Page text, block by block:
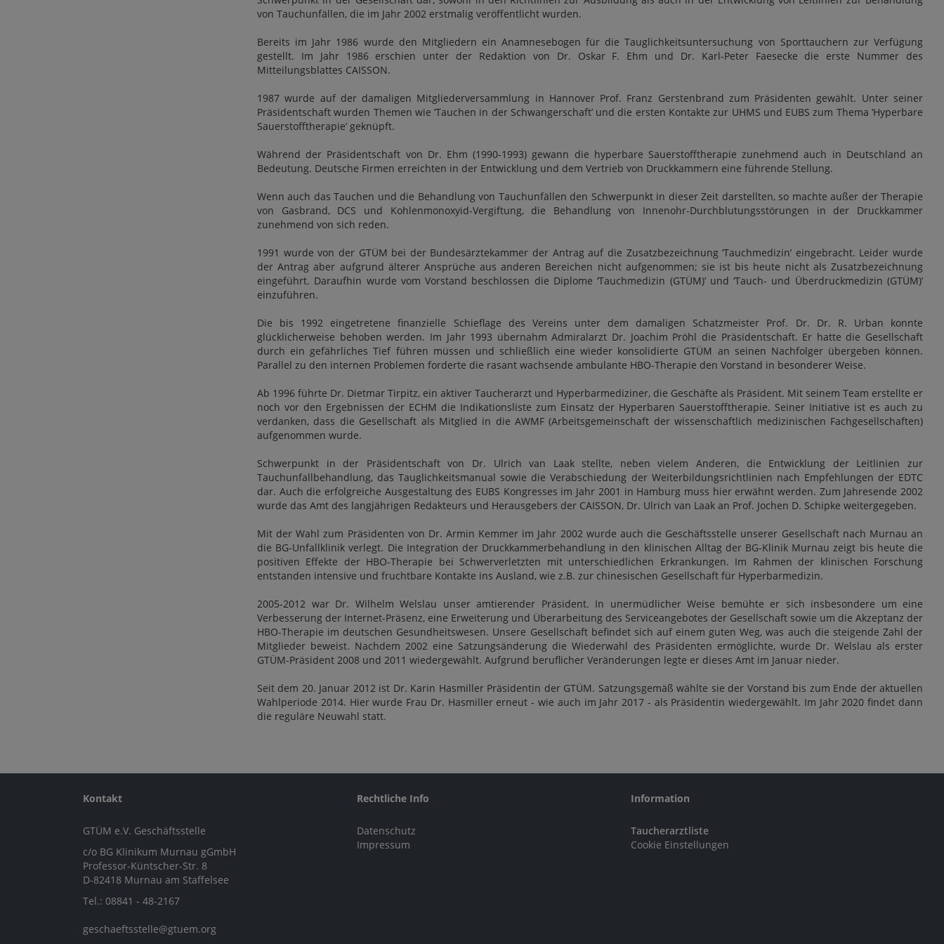
von Tauchunfällen, die im Jahr 2002 erstmalig veröffentlicht wurden.
Bereits im Jahr 1986 wurde den Mitgliedern ein Anamnesebogen für die Tauglichkeitsuntersuchung von Sporttauchern zur Verfügung
gestellt. Im Jahr 1986 erschien unter der Redaktion von Dr. Oskar F. Ehm und Dr. Karl-Peter Faesecke die erste Nummer des
Mitteilungsblattes CAISSON.
1987 wurde auf der damaligen Mitgliederversammlung in Hannover Prof. Franz Gerstenbrand zum Präsidenten gewählt. Unter seiner
Präsidentschaft wurden Themen wie ‘Tauchen in der Schwangerschaft’ und die ersten Kontakte zur UHMS und EUBS zum Thema ‘Hyperbare
Sauerstofftherapie’ geknüpft.
Während der Präsidentschaft von Dr. Ehm (1990-1993) gewann die hyperbare Sauerstofftherapie zunehmend auch in Deutschland an
Bedeutung. Deutsche Firmen erreichten in der Entwicklung und dem Vertrieb von Druckkammern eine führende Stellung.
Wenn auch das Tauchen und die Behandlung von Tauchunfällen den Schwerpunkt in dieser Zeit darstellten, so machte außer der Therapie
von Gasbrand, DCS und Kohlenmonoxyid-Vergiftung, die Behandlung von Innenohr-Durchblutungsstörungen in der Druckkammer
zunehmend von sich reden.
1991 wurde von der GTÜM bei der Bundesärztekammer der Antrag auf die Zusatzbezeichnung ‘Tauchmedizin’ eingebracht. Leider wurde
der Antrag aber aufgrund älterer Ansprüche aus anderen Bereichen nicht aufgenommen; sie ist bis heute nicht als Zusatzbezeichnung
eingeführt. Daraufhin wurde vom Vorstand beschlossen die Diplome ‘Tauchmedizin (GTÜM)’ und ‘Tauch- und Überdruckmedizin (GTÜM)’
einzuführen.
Die bis 1992 eingetretene finanzielle Schieflage des Vereins unter dem damaligen Schatzmeister Prof. Dr. Dr. R. Urban konnte
glücklicherweise behoben werden. Im Jahr 1993 übernahm Admiralarzt Dr. Joachim Pröhl die Präsidentschaft. Er hatte die Gesellschaft
durch ein gefährliches Tief führen müssen und schließlich eine wieder konsolidierte GTÜM an seinen Nachfolger übergeben können.
Parallel zu den internen Problemen forderte die rasant wachsende ambulante HBO-Therapie den Vorstand in besonderer Weise.
Ab 1996 führte Dr. Dietmar Tirpitz, ein aktiver Taucherarzt und Hyperbarmediziner, die Geschäfte als Präsident. Mit seinem Team erstellte er
noch vor den Ergebnissen der ECHM die Indikationsliste zum Einsatz der Hyperbaren Sauerstofftherapie. Seiner Initiative ist es auch zu
verdanken, dass die Gesellschaft als Mitglied in die AWMF (Arbeitsgemeinschaft der wissenschaftlich medizinischen Fachgesellschaften)
aufgenommen wurde.
Schwerpunkt in der Präsidentschaft von Dr. Ulrich van Laak stellte, neben vielem Anderen, die Entwicklung der Leitlinien zur
Tauchunfallbehandlung, das Tauglichkeitsmanual sowie die Verabschiedung der Weiterbildungsrichtlinien nach Empfehlungen der EDTC
dar. Auch die erfolgreiche Ausgestaltung des EUBS Kongresses im Jahr 2001 in Hamburg muss hier erwähnt werden. Zum Jahresende 2002
wurde das Amt des langjährigen Redakteurs und Herausgebers der CAISSON, Dr. Ulrich van Laak an Prof. Jochen D. Schipke weitergegeben.
Mit der Wahl zum Präsidenten von Dr. Armin Kemmer im Jahr 2002 wurde auch die Geschäftsstelle unserer Gesellschaft nach Murnau an
die BG-Unfallklinik verlegt. Die Integration der Druckkammerbehandlung in den klinischen Alltag der BG-Klinik Murnau zeigt bis heute die
positiven Effekte der HBO-Therapie bei Schwerverletzten mit unterschiedlichen Erkrankungen. Im Rahmen der klinischen Forschung
entstanden intensive und fruchtbare Kontakte ins Ausland, wie z.B. zur chinesischen Gesellschaft für Hyperbarmedizin.
2005-2012 war Dr. Wilhelm Welslau unser amtierender Präsident. In unermüdlicher Weise bemühte er sich insbesondere um eine
Verbesserung der Internet-Präsenz, eine Erweiterung und Überarbeitung des Serviceangebotes der Gesellschaft sowie um die Akzeptanz der
HBO-Therapie im deutschen Gesundheitswesen. Unsere Gesellschaft befindet sich auf einem guten Weg, was auch die steigende Zahl der
Mitglieder beweist. Nachdem 2002 eine Satzungsänderung die Wiederwahl des Präsidenten ermöglichte, wurde Dr. Welslau als erster
GTÜM-Präsident 2008 und 2011 wiedergewählt. Aufgrund beruflicher Veränderungen legte er dieses Amt im Januar nieder.
Seit dem 20. Januar 2012 ist Dr. Karin Hasmiller Präsidentin der GTÜM. Satzungsgemäß wählte sie der Vorstand bis zum Ende der aktuellen
Wahlperiode 2014. Hier wurde Frau Dr. Hasmiller erneut - wie auch im Jahr 2017 - als Präsidentin wiedergewählt. Im Jahr 2020 findet dann
die reguläre Neuwahl statt.
Kontakt
GTÜM e.V. Geschäftsstelle
c/o BG Klinikum Murnau gGmbH
Professor-Küntscher-Str. 8
D-82418 Murnau am Staffelsee
Tel.: 08841 - 48-2167
geschaeftsstelle@gtuem.org
Rechtliche Info
Datenschutz
Impressum
Information
Taucherarztliste
Cookie Einstellungen